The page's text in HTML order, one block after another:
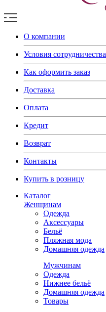
О компании
Условия сотрудничества
Как оформить заказ
Доставка
Оплата
Кредит
Возврат
Контакты
Купить в розницу
Каталог
Женщинам
Одежда
Аксессуары
Бельё
Пляжная мода
Домашняя одежда
Мужчинам
Одежда
Нижнее бельё
Домашняя одежда
Товары